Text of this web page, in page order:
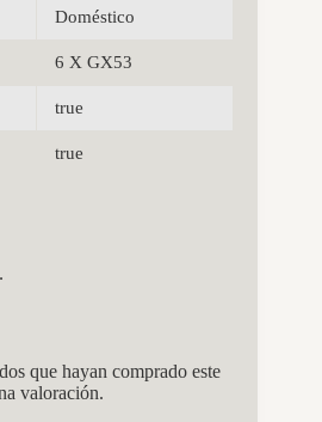
Doméstico
6 X GX53
true
true
que hayan comprado este
valoración.